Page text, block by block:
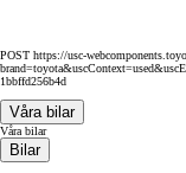
POST https://usc-
1bbffd256b4d
Våra bilar
Våra bilar
Bilar